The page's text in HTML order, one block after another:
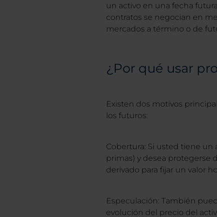
un activo en una fecha
contratos se negocian en
mercados a término o de
¿Por qué usar
Existen dos motivos
los futuros:
Cobertura: Si usted tiene un
primas) y desea protegerse
derivado para fijar un valor
Especulación: También
evolución del precio del